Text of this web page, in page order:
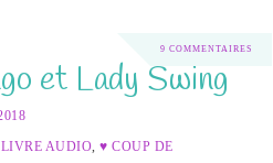
9 COMMENTAIRES
et Lady Swing
LIVRE AUDIO,♥ COUP DE